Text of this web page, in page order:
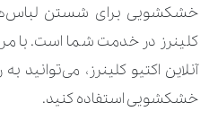
خشکشویی برای شستن
کلینرز در خدمت شما است. با
آنلاین اکتیو کلینرز، می‌توانید
خشکشویی استفاده کنید.